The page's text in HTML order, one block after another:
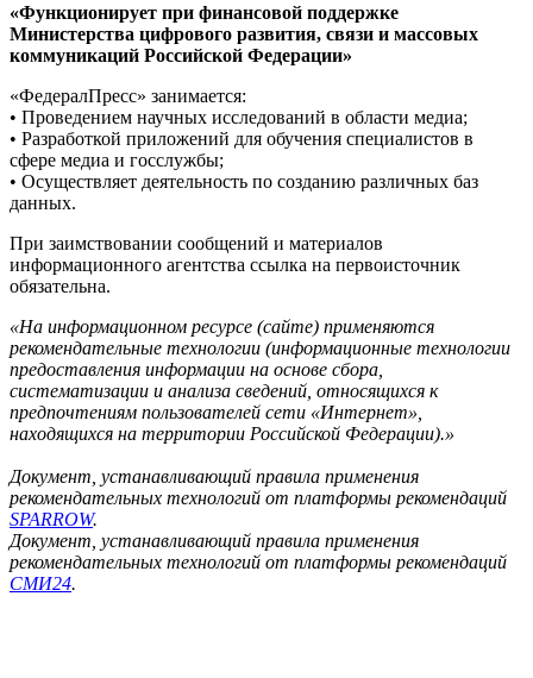
«Функционирует при финансовой поддержке
Министерства цифрового развития, связи и массовых
коммуникаций Российской Федерации»
«ФедералПресс» занимается:
• Проведением научных исследований в области медиа;
• Разработкой приложений для обучения специалистов в
сфере медиа и госслужбы;
• Осуществляет деятельность по созданию различных баз
данных.
При заимствовании сообщений и материалов
информационного агентства ссылка на первоисточник
обязательна.
«На информационном ресурсе (сайте) применяются
рекомендательные технологии (информационные технологии
предоставления информации на основе сбора,
систематизации и анализа сведений, относящихся к
предпочтениям пользователей сети «Интернет»,
находящихся на территории Российской Федерации).»
Документ, устанавливающий правила применения
рекомендательных технологий от платформы рекомендаций
SPARROW.
Документ, устанавливающий правила применения
рекомендательных технологий от платформы рекомендаций
СМИ24.